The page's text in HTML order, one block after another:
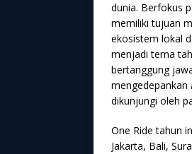
dunia. Berfokus
memiliki tujuan
ekosistem lokal
menjadi tema
bertanggung
mengedepankan
dikunjungi oleh
One Ride tahun
Jakarta, Bali,